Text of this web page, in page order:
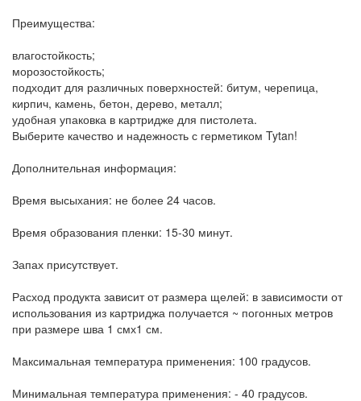
Преимущества:
влагостойкость;
морозостойкость;
подходит для различных поверхностей: битум, черепица,
кирпич, камень, бетон, дерево, металл;
удобная упаковка в картридже для пистолета.
Выберите качество и надежность с герметиком Tytan!
Дополнительная информация:
Время высыхания: не более 24 часов.
Время образования пленки: 15-30 минут.
Запах присутствует.
Расход продукта зависит от размера щелей: в зависимости от
использования из картриджа получается ~ погонных метров
при размере шва 1 смх1 см.
Максимальная температура применения: 100 градусов.
Минимальная температура применения: - 40 градусов.